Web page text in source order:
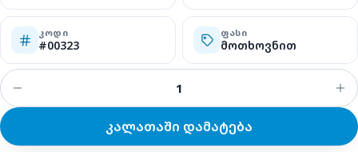
ᲙᲝᲓᲘ
#00323
ᲤᲐᲡᲘ
მოთხოვნით
კალათაში დამატება